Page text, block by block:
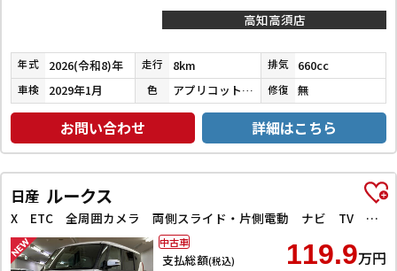
高知高須店
年式 2026(令和8)年 走行 8km 排気 660cc
車検 2029年1月 色 アプリコットピンクメタリック／シャイニングホワイトパール 修復 無
お問い合わせ 詳細はこちら
日産 ルークス
X ETC 全周囲カメラ 両側スライド・片側電動 ナビ TV クリアランスソナー 衝突被害軽減システム オートライト スマートキー アイドリングストップ 電動格納ミラー ベンチシート CVT
支払総額(税込) 119.9万円
中古車